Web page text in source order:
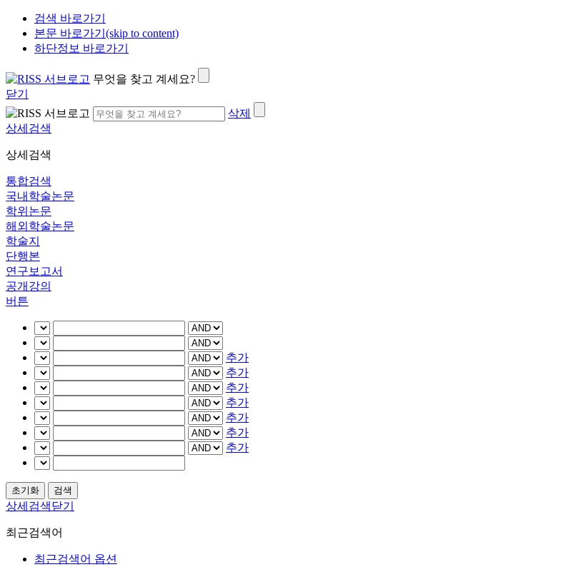
검색 바로가기
본문 바로가기(skip to content)
하단정보 바로가기
무엇을 찾고 계세요?
닫기
삭제
상세검색
상세검색
통합검색
국내학술논문
학위논문
해외학술논문
학술지
단행본
연구보고서
공개강의
버튼
추가
추가
추가
추가
추가
추가
추가
상세검색닫기
최근검색어
최근검색어 옵션